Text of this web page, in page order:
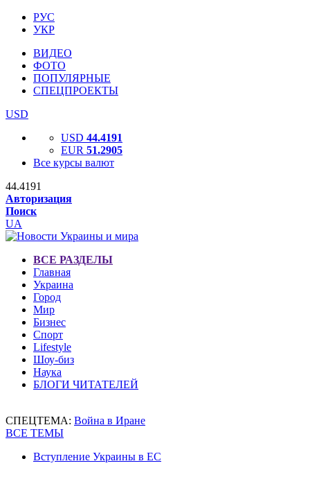
РУС
УКР
ВИДЕО
ФОТО
ПОПУЛЯРНЫЕ
СПЕЦПРОЕКТЫ
USD
USD 44.4191
EUR 51.2905
Все курсы валют
44.4191
Авторизация
Поиск
UA
ВСЕ РАЗДЕЛЫ
Главная
Украина
Город
Мир
Бизнес
Спорт
Lifestyle
Шоу-биз
Наука
БЛОГИ ЧИТАТЕЛЕЙ
СПЕЦТЕМА: Война в Иране
ВСЕ ТЕМЫ
Вступление Украины в ЕС